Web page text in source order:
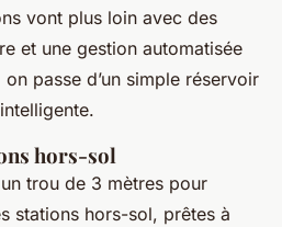
vont plus loin avec des
et une gestion automatisée
passe d’un simple réservoir
hors-sol
trou de 3 mètres pour
stations hors-sol, prêtes à